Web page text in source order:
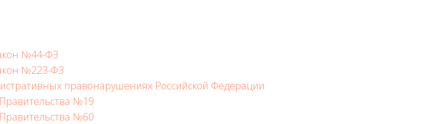
№44-ФЗ
№223-ФЗ
правонарушениях Российской Федерации
№19
№60